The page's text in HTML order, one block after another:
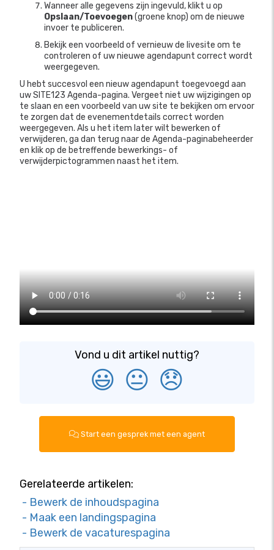
Wanneer alle gegevens zijn ingevuld, klikt u op
Opslaan/Toevoegen(groene knop) om de nieuwe
invoer te publiceren.
Bekijk een voorbeeld of vernieuw de livesite om te
controleren of uw nieuwe agendapunt correct wordt
weergegeven.
U hebt succesvol een nieuw agendapunt toegevoegd aan
uw SITE123 Agenda-pagina. Vergeet niet uw wijzigingen op
te slaan en een voorbeeld van uw site te bekijken om ervoor
te zorgen dat de evenementdetails correct worden
weergegeven. Als u het item later wilt bewerken of
verwijderen, ga dan terug naar de Agenda-paginabeheerder
en klik op de betreffende bewerkings- of
verwijderpictogrammen naast het item.
Vond u dit artikel nuttig?
😃 😐 😞
Start een gesprek met een agent
Gerelateerde artikelen:
- Bewerk de inhoudspagina
- Maak een landingspagina
- Bewerk de vacaturespagina